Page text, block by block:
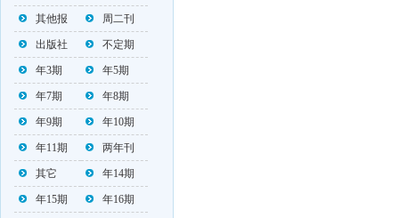
其他报 周二刊
出版社 不定期
年3期 年5期
年7期 年8期
年9期 年10期
年11期 两年刊
其它 年14期
年15期 年16期